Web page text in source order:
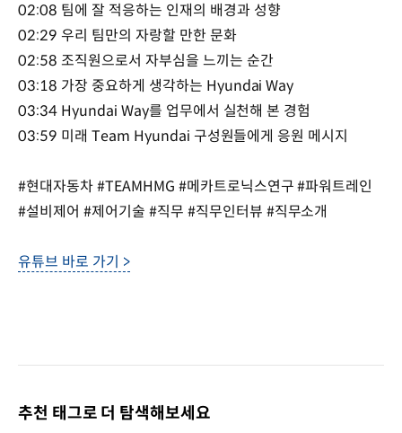
02:08 팀에 잘 적응하는 인재의 배경과 성향
02:29 우리 팀만의 자랑할 만한 문화
02:58 조직원으로서 자부심을 느끼는 순간
03:18 가장 중요하게 생각하는 Hyundai Way
03:34 Hyundai Way를 업무에서 실천해 본 경험
03:59 미래 Team Hyundai 구성원들에게 응원 메시지
#현대자동차 #TEAMHMG #메카트로닉스연구 #파워트레인
#설비제어 #제어기술 #직무 #직무인터뷰 #직무소개
유튜브 바로 가기 >
추천 태그로 더 탐색해보세요